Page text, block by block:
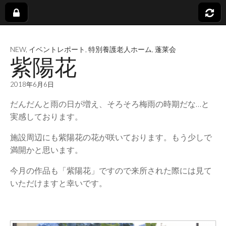
社
会
福
祉
法
人
NEW, イベントレポート 特別養護老人ホーム 蓬莱会
紫陽花
2018年6月6日
だんだんと雨の日が増え、そろそろ梅雨の時期だな…と
実感しております。
施設周辺にも紫陽花の花が咲いております。もう少しで
満開かと思います。
今月の作品も「紫陽花」ですので来所された際には見て
いただけますと幸いです。